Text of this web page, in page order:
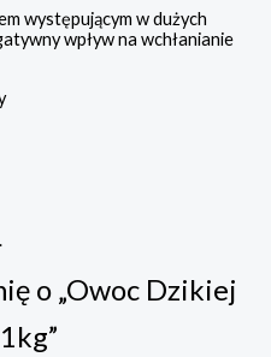
występującym w dużych
wpływ na wchłanianie
o „Owoc Dzikiej